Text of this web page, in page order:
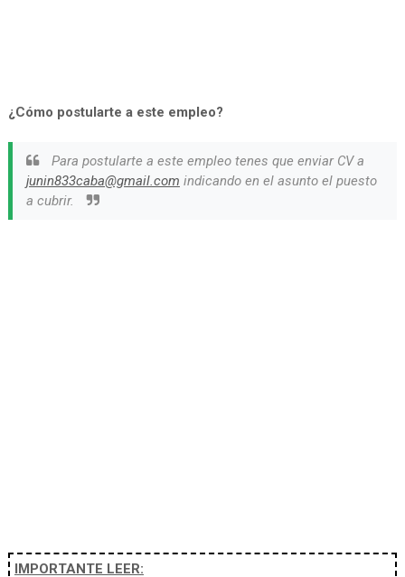
¿Cómo postularte a este empleo?
Para postularte a este empleo tenes que enviar CV a
junin833caba@gmail.com indicando en el asunto el puesto
a cubrir.
IMPORTANTE LEER: